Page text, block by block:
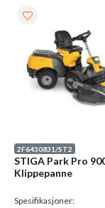
2F6430831/ST2
STIGA Park Pro
Klippepanne
Spesifikasjoner: